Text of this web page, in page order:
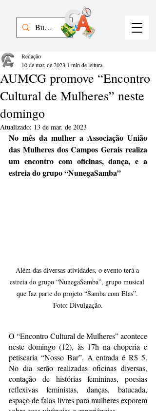
AUMCG promove “Encontro
Cultural de Mulheres” neste
domingo
Redação
10 de mar. de 2023 1 min de leitura
Atualizado: 13 de mar. de 2023
No mês da mulher a Associação União
das Mulheres dos Campos Gerais realiza
um encontro com oficinas, dança, e a
estreia do grupo “NunegaSamba”
Além das diversas atividades, o evento terá a
estreia do grupo “NunegaSamba”, grupo musical
que faz parte do projeto “Samba com Elas”.
Foto: Divulgação.
O “Encontro Cultural de Mulheres” acontece
neste domingo (12), às 17h na choperia e
petiscaria “Nosso Bar”. A entrada é R$ 5.
No dia serão realizadas oficinas diversas,
contação de histórias femininas, poesias
reflexivas feministas, danças, batucada,
espaço de falas livres para mulheres exporem